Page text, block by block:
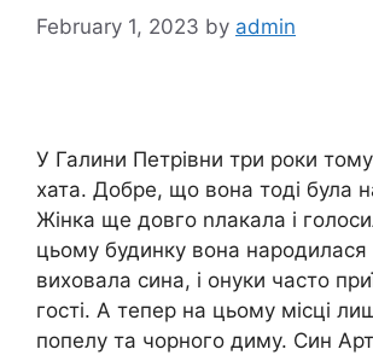
February 1, 2023 by admin
У Галини Петрівни три роки тому
хата. Добре, що вона тоді була
Жінка ще довго nлакала і
цьому будинку вона народилася
виховала сина, і онуки часто
гості. А тепер на цьому місці
попелу та чорного диму. Син